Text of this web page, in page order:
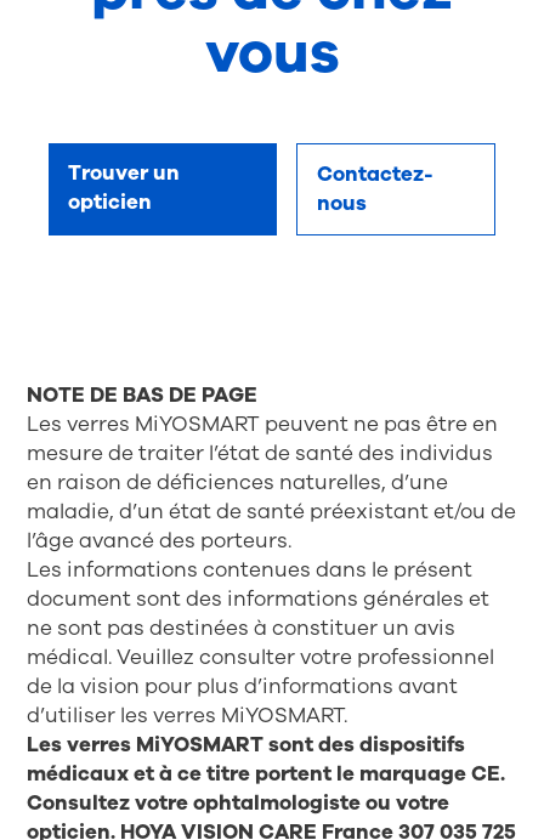
vous
Trouver un
opticien
Contactez-
nous
NOTE DE BAS DE PAGE
Les verres MiYOSMART peuvent ne pas être en
mesure de traiter l’état de santé des individus
en raison de déficiences naturelles, d’une
maladie, d’un état de santé préexistant et/ou de
l’âge avancé des porteurs.
Les informations contenues dans le présent
document sont des informations générales et
ne sont pas destinées à constituer un avis
médical. Veuillez consulter votre professionnel
de la vision pour plus d’informations avant
d’utiliser les verres MiYOSMART.
Les verres MiYOSMART sont des dispositifs
médicaux et à ce titre portent le marquage CE.
Consultez votre ophtalmologiste ou votre
opticien. HOYA VISION CARE France 307 035 725